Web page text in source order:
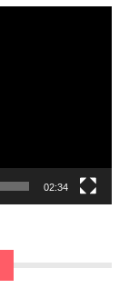
02:34